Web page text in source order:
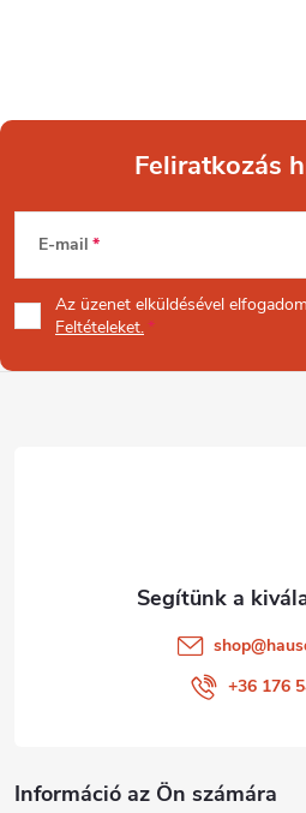
L
á
b
Feliratkozás
E-mail
Az üzenet elküldésével
Feltételeket.
Információ az Ön számára
shop@
+36 176